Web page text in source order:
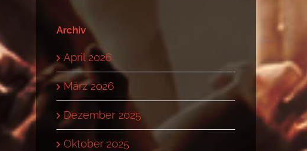
Archiv
April 2026
März 2026
Dezember 2025
Oktober 2025